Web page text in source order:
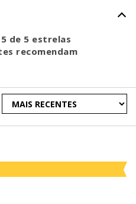
5 de 5 estrelas
recomendam
ORDENAR
AVALIAÇÕES